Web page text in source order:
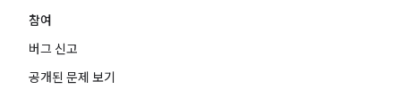
참여
버그 신고
공개된 문제 보기